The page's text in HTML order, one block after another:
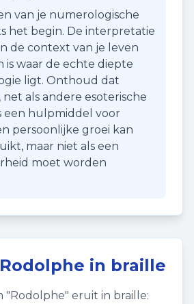
van je numerologische
het begin. De interpretatie
de context van je leven
is waar de echte diepte
ligt. Onthoud dat
als andere esoterische
een hulpmiddel voor
persoonlijke groei kan
maar niet als een
moet worden
Rodolphe in braille
"Rodolphe" eruit in braille: